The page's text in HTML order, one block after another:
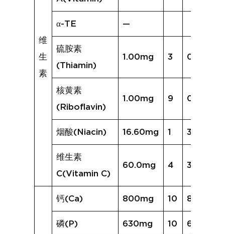
维
生
素
α-TE —
硫胺素
(Thiamin)
1.00mg 3 0.47mg
核黄素
(Riboflavin)
1.00mg 9 0.95mg
烟酸(Niacin) 16.60mg 1 3.15mg
维生素
C(Vitamin C)
60.0mg 4 31.4mg
钙(Ca) 800mg 10 858mg
磷(P) 630mg 10 618mg